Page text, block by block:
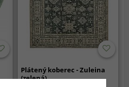
Plátený koberec - Zuleina
(zelená)